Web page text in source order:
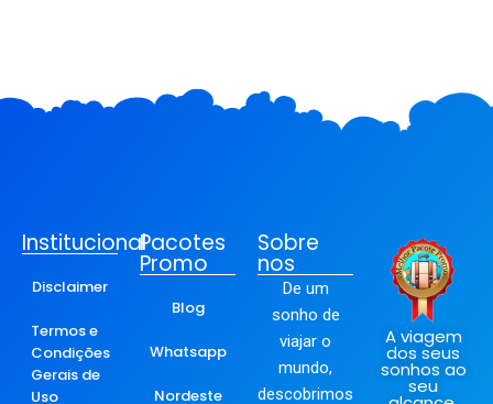
Institucional
Disclaimer
Termos e
Condições
Gerais de
Uso
Pacotes
Promo
Blog
Whatsapp
Nordeste
Sobre
nos
De um
sonho de
viajar o
mundo,
descobrimos
A viagem
dos seus
sonhos ao
seu